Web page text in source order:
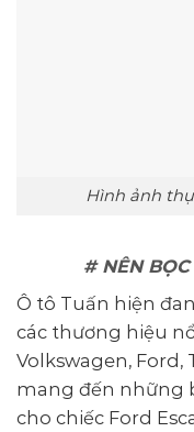
Hình ảnh
# NÊN
Ô tô Tuấn hiện
các thương hiệu
Volkswagen, Ford,
mang đến những
cho chiếc Ford